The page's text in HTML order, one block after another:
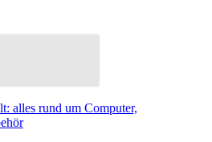
alles rund um Computer,